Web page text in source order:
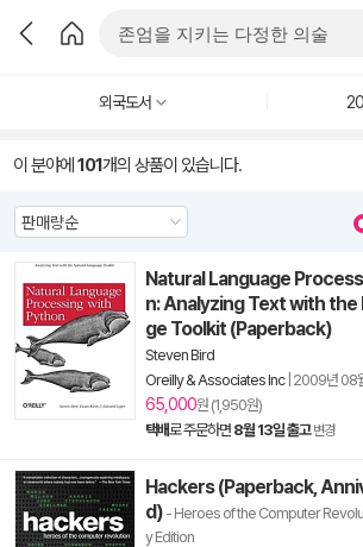
외국도서
이 분야에 101개의 상품이 있습니다.
Natural Language
n: Analyzing Text with the
ge Toolkit (Paperback)
Steven Bird
Oreilly & Associates Inc| 2009년 08
65,000원 (1,950원)
택배로 주문하면 8월 13일 출고 변경
Hackers (Paperback,
d) - Heroes of the Computer
y Edition